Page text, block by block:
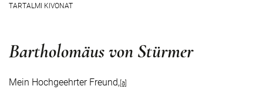
TARTALMI KIVONAT
Bartholomäus von Stürmer
Mein Hochgeehrter Freund, [a]